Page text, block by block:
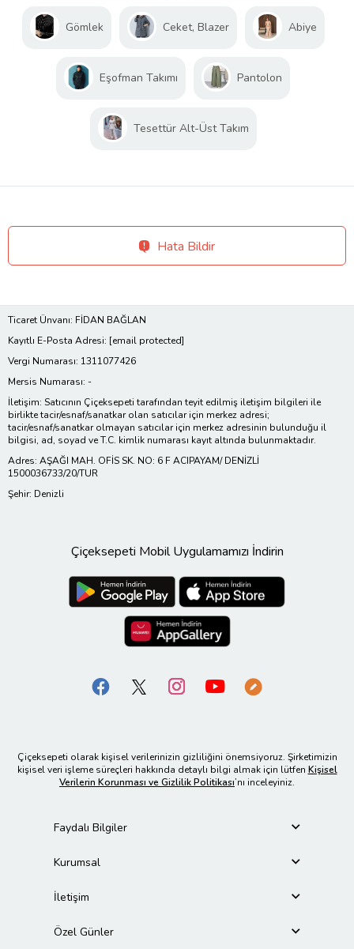
Gömlek Ceket, Blazer Abiye
Eşofman Takımı Pantolon
Tesettür Alt-Üst Takım
Hata Bildir
Ticaret Ünvanı: FİDAN BAĞLAN
Kayıtlı E-Posta Adresi: [email protected]
Vergi Numarası: 1311077426
Mersis Numarası: -
İletişim: Satıcının Çiçeksepeti tarafından teyit edilmiş iletişim bilgileri ile
birlikte tacir/esnaf/sanatkar olan satıcılar için merkez adresi;
tacir/esnaf/sanatkar olmayan satıcılar için merkez adresinin bulunduğu il
bilgisi, ad, soyad ve T.C. kimlik numarası kayıt altında bulunmaktadır.
Adres: AŞAĞI MAH. OFİS SK. NO: 6 F ACIPAYAM/ DENİZLİ
1500036733/20/TUR
Şehir: Denizli
Çiçeksepeti Mobil Uygulamamızı İndirin
Çiçeksepeti olarak kişisel verilerinizin gizliliğini önemsiyoruz. Şirketimizin
kişisel veri işleme süreçleri hakkında detaylı bilgi almak için lütfen Kişisel
Verilerin Korunması ve Gizlilik Politikası’nı inceleyiniz.
Faydalı Bilgiler
Kurumsal
İletişim
Özel Günler